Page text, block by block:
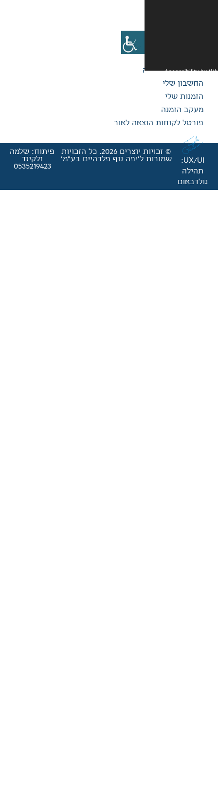
לאור
© זכויות יוצרים 2026. כל הזכויות
נוף פלדהיים בע"מ'
פיתוח: שלמה
זלקינד